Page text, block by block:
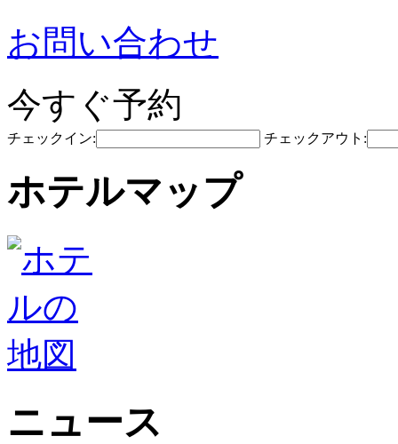
お問い合わせ
今すぐ予約
チェックイン: チェックアウト:
ホテルマップ
ニュース